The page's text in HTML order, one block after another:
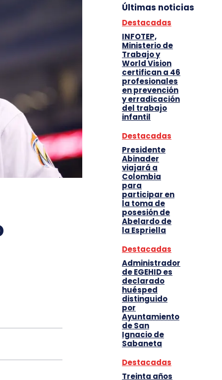
Últimas noticias
Destacadas
INFOTEP,
Ministerio de
Trabajo y
World Vision
certifican a 46
profesionales
en prevención
y erradicación
del trabajo
infantil
Destacadas
Presidente
Abinader
viajará a
Colombia
para
participar en
la toma de
posesión de
Abelardo de
la Espriella
Destacadas
Administrador
de EGEHID es
declarado
huésped
distinguido
por
Ayuntamiento
de San
Ignacio de
Sabaneta
Destacadas
Treinta años